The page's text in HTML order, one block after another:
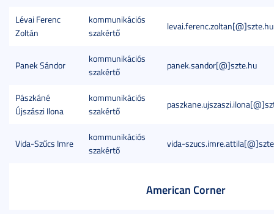
Lévai Ferenc
Zoltán
kommunikációs
szakértő
levai.ferenc.zoltan[@]szte.hu
Panek Sándor
kommunikációs
szakértő
panek.sandor[@]szte.hu
Pászkáné
Újszászi Ilona
kommunikációs
szakértő
Vida-Szűcs Imre
kommunikációs
szakértő
vida-
American Corner